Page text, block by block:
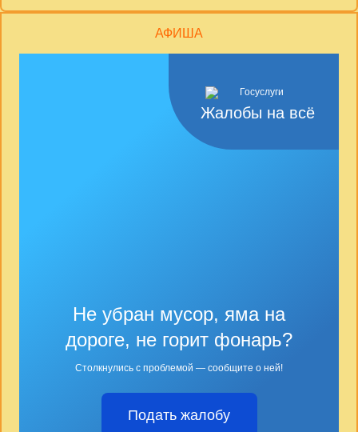
АФИША
Жалобы на всё
Не убран мусор, яма на
дороге, не горит фонарь?
Столкнулись с проблемой — сообщите о ней!
Подать жалобу